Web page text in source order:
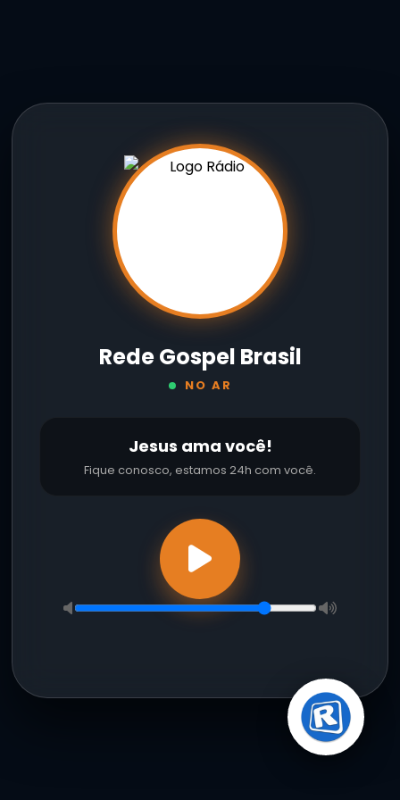
Rede Gospel Brasil
NO AR
Jesus ama você!
Fique conosco, estamos 24h com você.